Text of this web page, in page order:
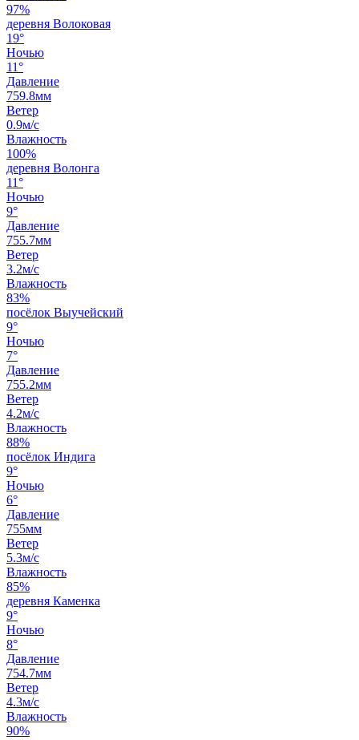
97%
деревня Волоковая
19°
Ночью
11°
Давление
759.8мм
Ветер
0.9м/с
Влажность
100%
деревня Волонга
11°
Ночью
9°
Давление
755.7мм
Ветер
3.2м/с
Влажность
83%
посёлок Выучейский
9°
Ночью
7°
Давление
755.2мм
Ветер
4.2м/с
Влажность
88%
посёлок Индига
9°
Ночью
6°
Давление
755мм
Ветер
5.3м/с
Влажность
85%
деревня Каменка
9°
Ночью
8°
Давление
754.7мм
Ветер
4.3м/с
Влажность
90%